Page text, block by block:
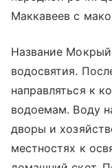
Маккавеев с
Название
водосвятия.
направляться к
водоемам. Воду
дворы и
местностях к